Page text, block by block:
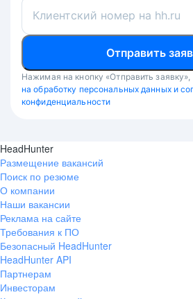
Клиентский номер на hh.ru
Отправить
Нажимая на кнопку «Отправить
на обработку персональных данных и
конфиденциальности
HeadHunter
Размещение вакансий
Поиск по резюме
О компании
Наши вакансии
Реклама на сайте
Требования к ПО
Безопасный HeadHunter
HeadHunter API
Партнерам
Инвесторам